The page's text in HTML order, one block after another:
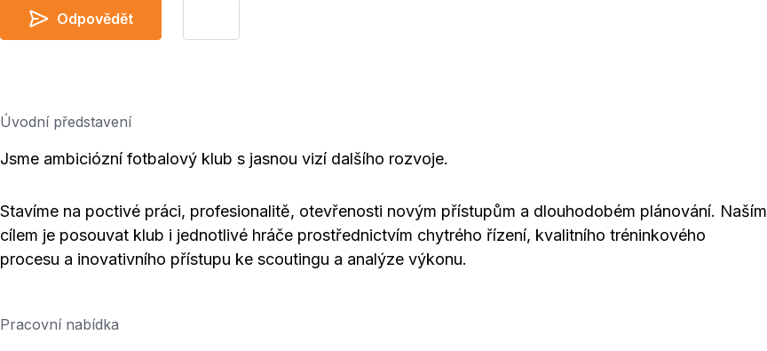
Odpovědět
Úvodní představení
Jsme ambiciózní fotbalový klub s jasnou vizí dalšího rozvoje.
Stavíme na poctivé práci, profesionalitě, otevřenosti novým přístupům a dlouhodobém plánování. Naším
cílem je posouvat klub i jednotlivé hráče prostřednictvím chytrého řízení, kvalitního tréninkového
procesu a inovativního přístupu ke scoutingu a analýze výkonu.
Pracovní nabídka